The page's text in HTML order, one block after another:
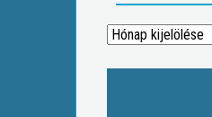
Archívum